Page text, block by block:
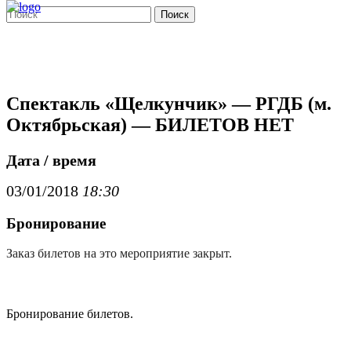
Поиск
Спектакль «Щелкунчик» — РГДБ (м.
Октябрьская) — БИЛЕТОВ НЕТ
Дата / время
03/01/2018 18:30
Бронирование
Заказ билетов на это мероприятие закрыт.
Бронирование билетов.